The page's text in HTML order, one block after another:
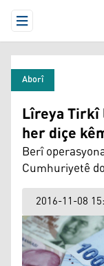
Open Menu
Aborî
Lîreya
her diçe
Berî
Cumhuriyetê
2016-11-08